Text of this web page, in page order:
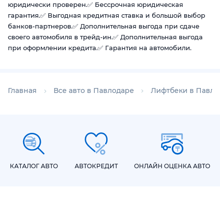
юридически проверен.✅ Бессрочная юридическая
гарантия.✅ Выгодная кредитная ставка и большой выбор
банков-партнеров.✅ Дополнительная выгода при сдаче
своего автомобиля в трейд-ин.✅ Дополнительная выгода
при оформлении кредита.✅ Гарантия на автомобили.
Главная Все авто в Павлодаре Лифтбеки в
КАТАЛОГ АВТО АВТОКРЕДИТ ОНЛАЙН ОЦЕНКА АВТО